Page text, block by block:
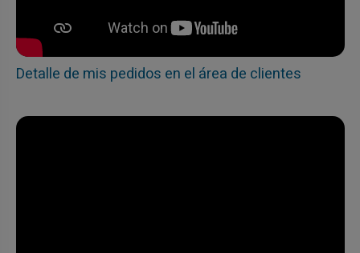
Detalle de mis pedidos en el área de clientes